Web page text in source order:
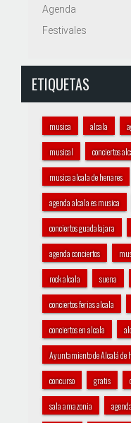
Agenda
Festivales
ETIQUETAS
musica alcala
musical conciertos
musica alcala de henares
agenda alcala es musica
conciertos guadalajara
agenda conciertos
rock alcala suena
conciertos ferias alcala
conciertos en alcala
Ayuntamiento de Alcalá de
concurso gratis
sala amazonia